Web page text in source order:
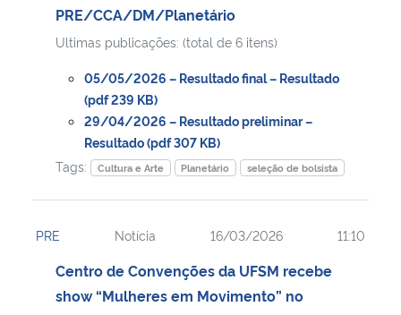
PRE/CCA/DM/Planetário
Ultimas publicações: (total de 6 itens)
05/05/2026 – Resultado final – Resultado
(pdf 239 KB)
29/04/2026 – Resultado preliminar –
Resultado (pdf 307 KB)
Tags:
Cultura e Arte Planetário seleção de bolsista
PRE Notícia 16/03/2026 11:10
Centro de Convenções da UFSM recebe
show “Mulheres em Movimento” no